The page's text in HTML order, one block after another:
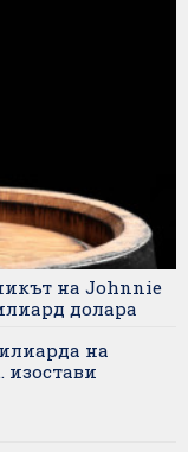
на Johnnie
долара
на
изостави